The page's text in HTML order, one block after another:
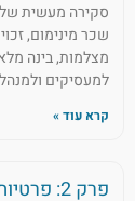
שכר מינימום,
מצלמות, בינה
למעסיקים
קרא עוד »